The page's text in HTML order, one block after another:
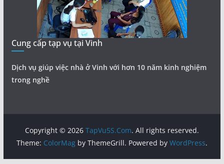
Cung cấp tạp vụ tại Vinh
Dịch vụ giúp việc nhà ở Vinh với hơn 10 năm kinh nghiệm
trong nghề
Copyright © 2026 TapVu5S.Com. All rights reserved.
Theme: ColorMagby ThemeGrill. Powered by WordPress.